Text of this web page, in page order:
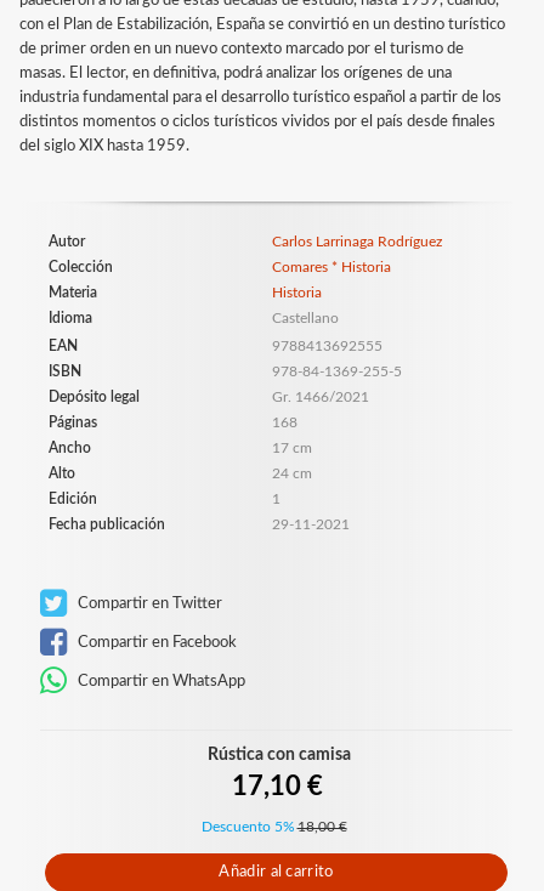
con el Plan de Estabilización, España se convirtió en un destino turístico
de primer orden en un nuevo contexto marcado por el turismo de
masas. El lector, en definitiva, podrá analizar los orígenes de una
industria fundamental para el desarrollo turístico español a partir de los
distintos momentos o ciclos turísticos vividos por el país desde finales
del siglo XIX hasta 1959.
Autor
Carlos Larrinaga Rodríguez
Colección
Comares * Historia
Materia
Historia
Idioma
Castellano
EAN
9788413692555
ISBN
978-84-1369-255-5
Depósito legal
Gr. 1466/2021
Páginas
168
Ancho
17 cm
Alto
24 cm
Edición
1
Fecha publicación
29-11-2021
Compartir en Twitter
Compartir en Facebook
Compartir en WhatsApp
Rústica con camisa
17,10 €
Descuento 5% 18,00 €
Añadir al carrito